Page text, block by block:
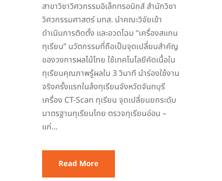
สาขาวิชาวิศวกรรมอิเล็กทรอนิกส์ สำนักวิชา
วิศวกรรมศาสตร์ มทส. นำคณะวิจัยเข้า
ดำเนินการติดตั้ง และอวดโฉม “เครื่องสแกน
ทุเรียน” นวัตกรรมที่ถือเป็นจุดเปลี่ยนสำคัญ
ของวงการผลไม้ไทย ใช้เทคโนโลยีคัดเนื้อใน
ทุเรียนคุณภาพรู้ผลใน 3 วินาที นำร่องใช้งาน
จริงครั้งแรกในล้งทุเรียนจังหวัดจันทบุรี
เครื่อง CT-Scan ทุเรียน จุดเปลี่ยนยกระดับ
มาตรฐานทุเรียนไทย ตรวจทุเรียนอ่อน –
แก่...
Read More